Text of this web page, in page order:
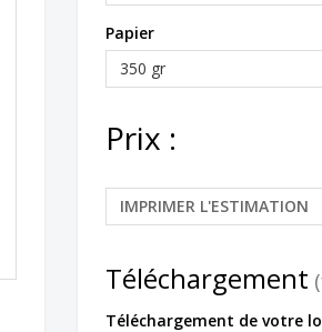
Papier
Prix :
IMPRIMER L'ESTIMATION
Téléchargement
Téléchargement de votre